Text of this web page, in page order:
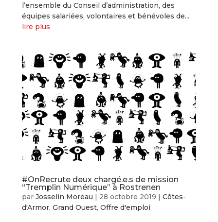
l’ensemble du Conseil d’administration, des
équipes salariées, volontaires et bénévoles de...
lire plus
#OnRecrute deux chargé.e.s de mission
“Tremplin Numérique” à Rostrenen
par Josselin Moreau | 28 octobre 2019 | Côtes-
d'Armor, Grand Ouest, Offre d'emploi